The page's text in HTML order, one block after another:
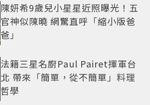
陳妍希9歲兒小星星近照曝光！五
官神似陳曉 網驚直呼「縮小版爸
爸」
法籍三星名廚Paul Pairet揮軍台
北 帶來「簡單，從不簡單」料理
哲學